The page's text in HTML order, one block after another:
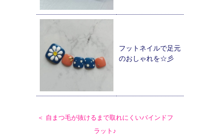
フットネイルで足元
のおしゃれを☆彡
＜ 自まつ毛が抜けるまで取れにくいバインドフ
ラット♪